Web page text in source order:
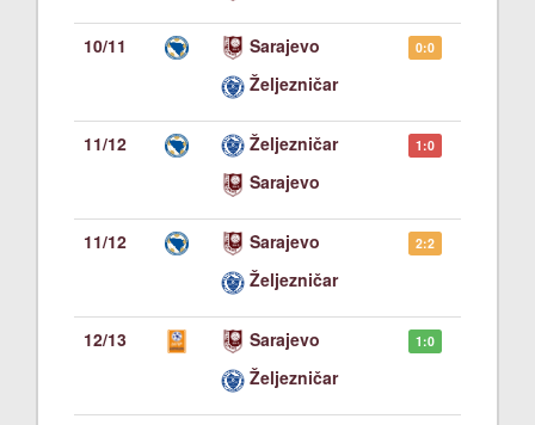
10/11
Sarajevo
Željezničar
0:0
11/12
Željezničar
Sarajevo
1:0
11/12
Sarajevo
Željezničar
2:2
12/13
Sarajevo
Željezničar
1:0